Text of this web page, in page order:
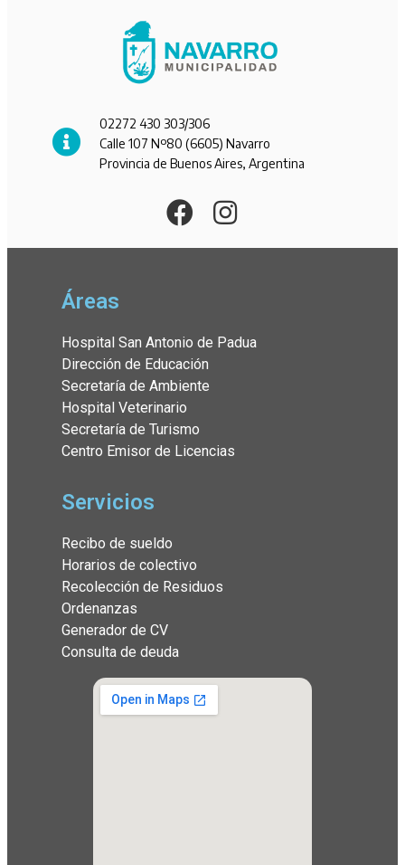
02272 430 303/306
Calle 107 Nº80 (6605) Navarro
Provincia de Buenos Aires, Argentina
Áreas
Hospital San Antonio de Padua
Dirección de Educación
Secretaría de Ambiente
Hospital Veterinario
Secretaría de Turismo
Centro Emisor de Licencias
Servicios
Recibo de sueldo
Horarios de colectivo
Recolección de Residuos
Ordenanzas
Generador de CV
Consulta de deuda